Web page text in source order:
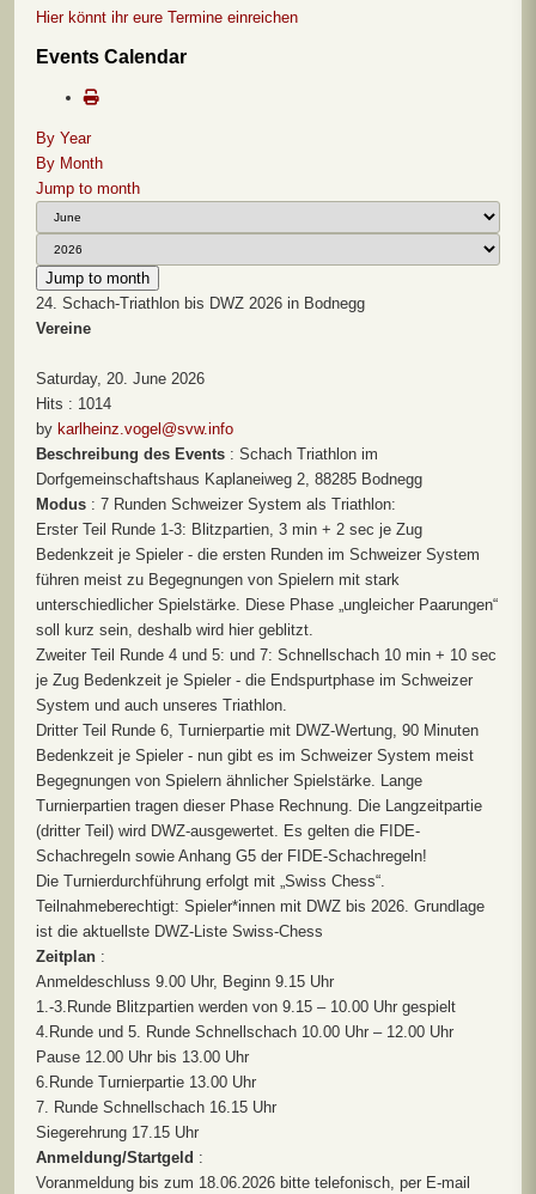
Hier könnt ihr eure Termine einreichen
Events Calendar
By Year
By Month
Jump to month
Jump to month
24. Schach-Triathlon bis DWZ 2026 in Bodnegg
Vereine
Saturday, 20. June 2026
Hits : 1014
by karlheinz.vogel@svw.info
Beschreibung des Events : Schach Triathlon im
Dorfgemeinschaftshaus Kaplaneiweg 2, 88285 Bodnegg
Modus : 7 Runden Schweizer System als Triathlon:
Erster Teil Runde 1-3: Blitzpartien, 3 min + 2 sec je Zug
Bedenkzeit je Spieler - die ersten Runden im Schweizer System
führen meist zu Begegnungen von Spielern mit stark
unterschiedlicher Spielstärke. Diese Phase „ungleicher Paarungen“
soll kurz sein, deshalb wird hier geblitzt.
Zweiter Teil Runde 4 und 5: und 7: Schnellschach 10 min + 10 sec
je Zug Bedenkzeit je Spieler - die Endspurtphase im Schweizer
System und auch unseres Triathlon.
Dritter Teil Runde 6, Turnierpartie mit DWZ-Wertung, 90 Minuten
Bedenkzeit je Spieler - nun gibt es im Schweizer System meist
Begegnungen von Spielern ähnlicher Spielstärke. Lange
Turnierpartien tragen dieser Phase Rechnung. Die Langzeitpartie
(dritter Teil) wird DWZ-ausgewertet. Es gelten die FIDE-
Schachregeln sowie Anhang G5 der FIDE-Schachregeln!
Die Turnierdurchführung erfolgt mit „Swiss Chess“.
Teilnahmeberechtigt: Spieler*innen mit DWZ bis 2026. Grundlage
ist die aktuellste DWZ-Liste Swiss-Chess
Zeitplan :
Anmeldeschluss 9.00 Uhr, Beginn 9.15 Uhr
1.-3.Runde Blitzpartien werden von 9.15 – 10.00 Uhr gespielt
4.Runde und 5. Runde Schnellschach 10.00 Uhr – 12.00 Uhr
Pause 12.00 Uhr bis 13.00 Uhr
6.Runde Turnierpartie 13.00 Uhr
7. Runde Schnellschach 16.15 Uhr
Siegerehrung 17.15 Uhr
Anmeldung/Startgeld :
Voranmeldung bis zum 18.06.2026 bitte telefonisch, per E-mail